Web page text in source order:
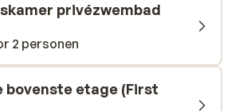
privézwembad
2 personen
bovenste etage (First